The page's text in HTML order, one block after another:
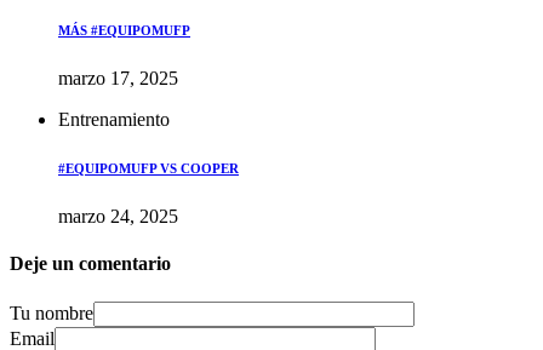
MÁS #EQUIPOMUFP
marzo 17, 2025
Entrenamiento
#EQUIPOMUFP VS COOPER
marzo 24, 2025
Deje un comentario
Tu nombre
Email